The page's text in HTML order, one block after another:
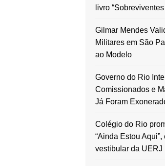
livro
Gilmar Mendes
Militares em São
ao Modelo
Governo do Rio
Comissionados e
Já Foram
Colégio do Rio
“Ainda Estou
vestibular da UERJ